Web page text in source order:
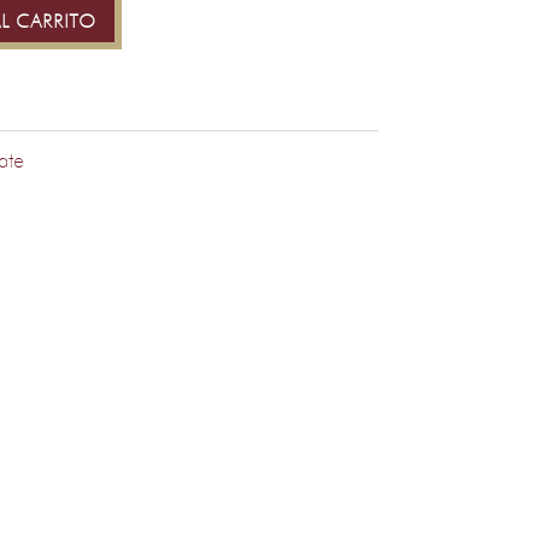
CARRITO